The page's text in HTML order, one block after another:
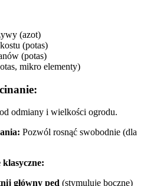
(azot)
(potas)
(potas)
mikro elementy)
odmiany i wielkości ogrodu.
Pozwól rosnąć swobodnie (dla
główny pęd (stymuluje boczne)